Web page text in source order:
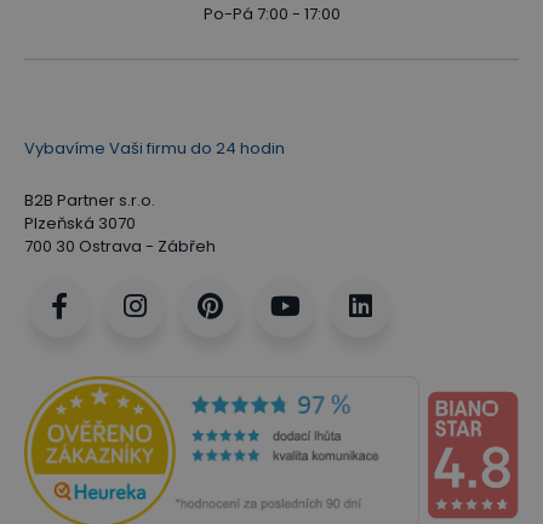
Po-Pá 7:00 - 17:00
Vybavíme Vaši firmu do 24 hodin
B2B Partner s.r.o.
Plzeňská 3070
700 30 Ostrava - Zábřeh